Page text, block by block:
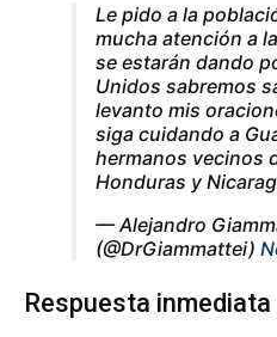
Le pido a la
mucha atención a
se estarán dando
Unidos sabremos
levanto mis
siga cuidando a
hermanos vecinos
Honduras y
— Alejandro
(@DrGiammattei)
Respuesta inmediata